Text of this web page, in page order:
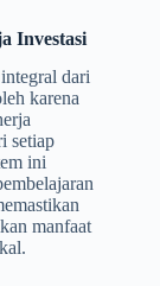
Investasi
dari
karena
setiap
ini
manfaat